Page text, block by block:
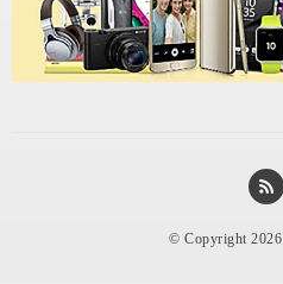
© Copyright 2026